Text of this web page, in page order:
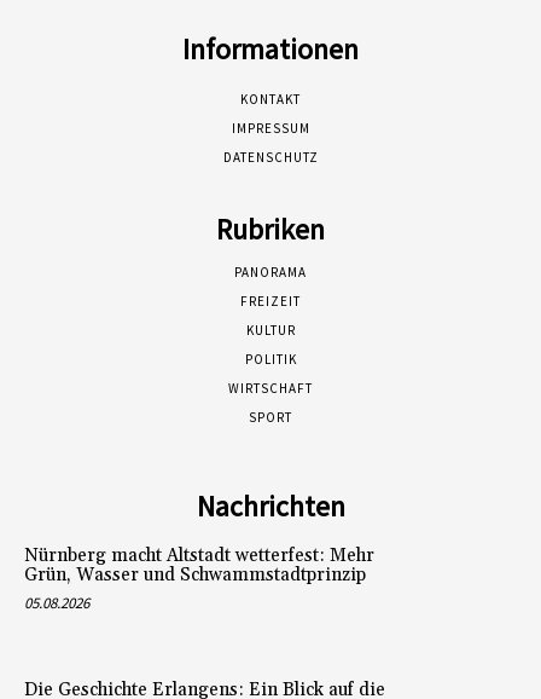
Informationen
KONTAKT
IMPRESSUM
DATENSCHUTZ
Rubriken
PANORAMA
FREIZEIT
KULTUR
POLITIK
WIRTSCHAFT
SPORT
Nachrichten
Nürnberg macht Altstadt wetterfest: Mehr
Grün, Wasser und Schwammstadtprinzip
05.08.2026
Die Geschichte Erlangens: Ein Blick auf die